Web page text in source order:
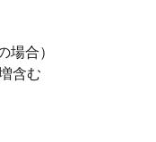
場合）
含む